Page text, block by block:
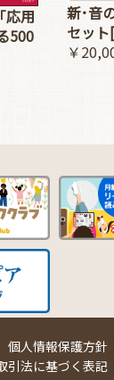
応用
500
新･音
セッ
￥
個人情報保護方針
引法に基づく表記